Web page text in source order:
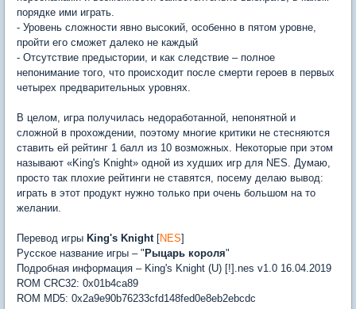
порядке ими играть.
- Уровень сложности явно высокий, особенно в пятом уровне,
пройти его сможет далеко не каждый
- Отсутствие предыстории, и как следствие – полное
непонимание того, что происходит после смерти героев в первых
четырех предварительных уровнях.
В целом, игра получилась недоработанной, непонятной и
сложной в прохождении, поэтому многие критики не стесняются
ставить ей рейтинг 1 балл из 10 возможных. Некоторые при этом
называют «King's Knight» одной из худших игр для NES. Думаю,
просто так плохие рейтинги не ставятся, посему делаю вывод:
играть в этот продукт нужно только при очень большом на то
желании.
Перевод игры King's Knight[NES]
Русское название игры – " Рыцарь короля"
Подробная информация – King's Knight (U) [!].nes v1.0 16.04.2019
ROM CRC32: 0x01b4ca89
ROM MD5: 0x2a9e90b76233cfd148fed0e8eb2ebcdc